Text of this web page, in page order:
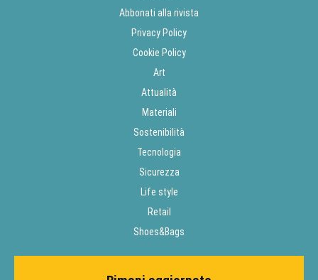
Abbonati alla rivista
Privacy Policy
Cookie Policy
Art
Attualità
Materiali
Sostenibilità
Tecnologia
Sicurezza
Life style
Retail
Shoes&Bags